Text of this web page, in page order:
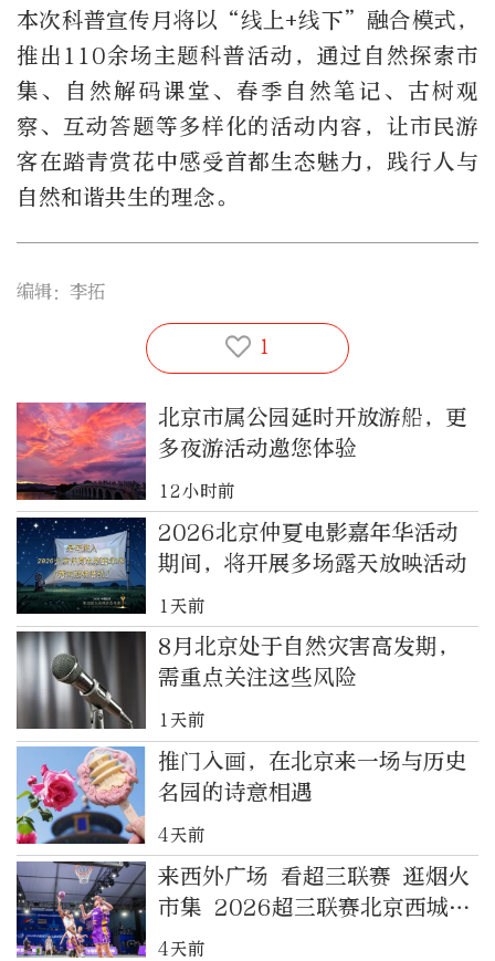
本次科普宣传月将以“线上+线下”融合模式，
推出110余场主题科普活动，通过自然探索市
集、自然解码课堂、春季自然笔记、古树观
察、互动答题等多样化的活动内容，让市民游
客在踏青赏花中感受首都生态魅力，践行人与
自然和谐共生的理念。
编辑：李拓
1
北京市属公园延时开放游船，更
多夜游活动邀您体验
12小时前
2026北京仲夏电影嘉年华活动
期间，将开展多场露天放映活动
1天前
8月北京处于自然灾害高发期，
需重点关注这些风险
1天前
推门入画，在北京来一场与历史
名园的诗意相遇
4天前
来西外广场 看超三联赛 逛烟火
市集 2026超三联赛北京西城争
霸赛盛大启幕
4天前